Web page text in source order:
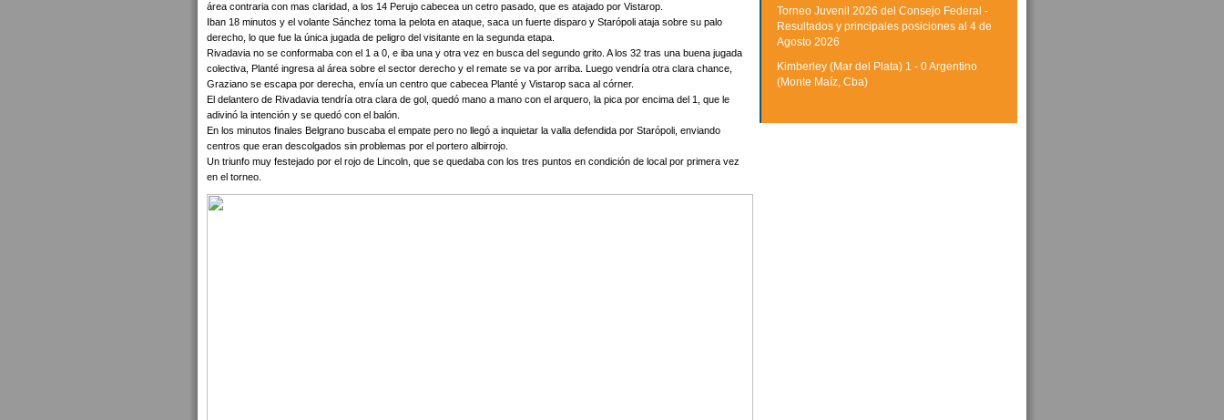
área contraria con mas claridad, a los 14 Perujo cabecea un cetro pasado, que es atajado por Vistarop.
Iban 18 minutos y el volante Sánchez toma la pelota en ataque, saca un fuerte disparo y Starópoli ataja sobre su palo
derecho, lo que fue la única jugada de peligro del visitante en la segunda etapa.
Rivadavia no se conformaba con el 1 a 0, e iba una y otra vez en busca del segundo grito. A los 32 tras una buena jugada
colectiva, Planté ingresa al área sobre el sector derecho y el remate se va por arriba. Luego vendría otra clara chance,
Graziano se escapa por derecha, envía un centro que cabecea Planté y Vistarop saca al córner.
El delantero de Rivadavia tendría otra clara de gol, quedó mano a mano con el arquero, la pica por encima del 1, que le
adivinó la intención y se quedó con el balón.
En los minutos finales Belgrano buscaba el empate pero no llegó a inquietar la valla defendida por Starópoli, enviando
centros que eran descolgados sin problemas por el portero albirrojo.
Un triunfo muy festejado por el rojo de Lincoln, que se quedaba con los tres puntos en condición de local por primera vez
en el torneo.
Torneo Juvenil 2026 del Consejo Federal -
Resultados y principales posiciones al 4 de
Agosto 2026
Kimberley (Mar del Plata) 1 - 0 Argentino
(Monte Maíz, Cba)